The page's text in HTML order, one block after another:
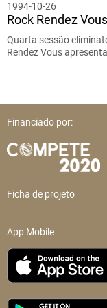
1994-10-26
Rock Rendez Vous
Quarta sessão
Rendez Vous
Financiado por:
Ficha de projeto
App Mobile